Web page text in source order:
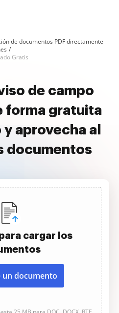
de documentos PDF directamente
Gratis
de campo
forma gratuita
aprovecha al
documentos
cargar los
un documento